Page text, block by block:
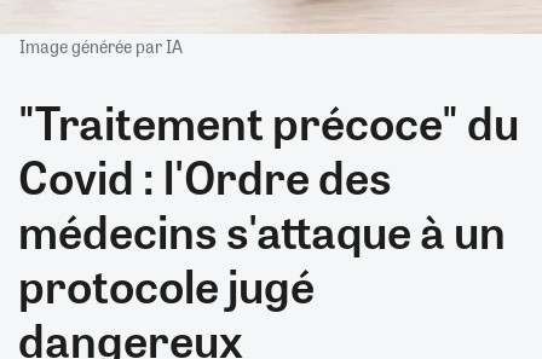
Image générée par IA
"Traitement précoce" du
Covid : l'Ordre des
médecins s'attaque à un
protocole jugé
dangereux